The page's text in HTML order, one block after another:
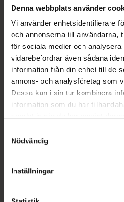
Denna webbplats använder
Vi använder enhetsidentifierare
och annonserna till användarna,
för sociala medier och analysera
vidarebefordrar även sådana
information från din enhet till de
annons- och analysföretag som
Dessa kan i sin tur kombinera
information som du har
återkalla ditt samtycke via
cookieinställningar. Ett
lagligheten av behandling som
Nödvändig
Inställningar
Beskrivning
Läs alltid
användning.
EAN:
07046264218266